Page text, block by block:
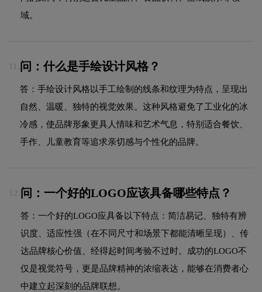
域。
问：什么是手绘设计风格？
答：手绘设计风格以手工绘制的线条和纹理为特点，呈现出
自然、温暖、独特的视觉效果。这种风格避免了工业化的冰
冷感，使品牌形象更具人情味和艺术气息，特别适合餐饮、
手作、儿童教育等追求亲切感与个性化的品牌。
12. 问：一个好的LOGO应该具备哪些特点？
答：一个好的LOGO应具备以下特点：简洁易记、独特有辨
识度、适应性强（在不同尺寸和场景下都能清晰呈现）、传
达品牌核心价值、经得起时间考验不过时。成功的LOGO不
仅是视觉符号，更是品牌精神的浓缩表达，能够在消费者心
中建立起深刻的品牌联想。